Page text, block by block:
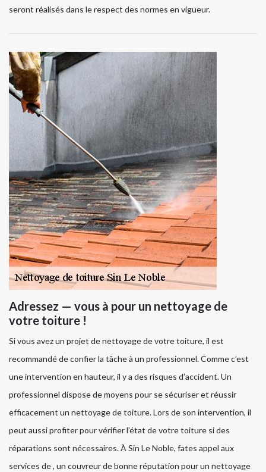
seront réalisés dans le respect des normes en vigueur.
Adressez — vous à pour un nettoyage de
votre toiture !
Si vous avez un projet de nettoyage de votre toiture, il est
recommandé de confier la tâche à un professionnel. Comme c’est
une intervention en hauteur, il y a des risques d’accident. Un
professionnel dispose de moyens pour se sécuriser et réussir
efficacement un nettoyage de toiture. Lors de son intervention, il
peut aussi profiter pour vérifier l’état de votre toiture si des
réparations sont nécessaires. À Sin Le Noble, fates appel aux
services de , un couvreur de bonne réputation pour un nettoyage